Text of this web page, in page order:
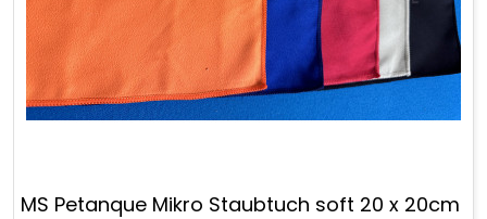
MS Petanque Mikro Staubtuch soft 20 x 20cm